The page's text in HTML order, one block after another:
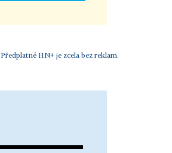
Předplatné HN+ je zcela bez reklam.